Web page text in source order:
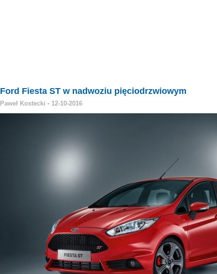
Ford Fiesta ST w nadwoziu pięciodrzwiowym
Paweł Kostecki - 12-10-2016